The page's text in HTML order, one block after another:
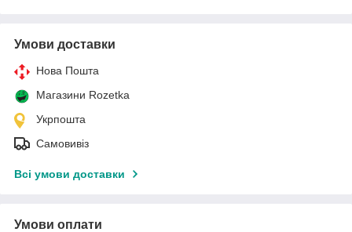
Умови доставки
Нова Пошта
Магазини Rozetka
Укрпошта
Самовивіз
Всі умови доставки
Умови оплати